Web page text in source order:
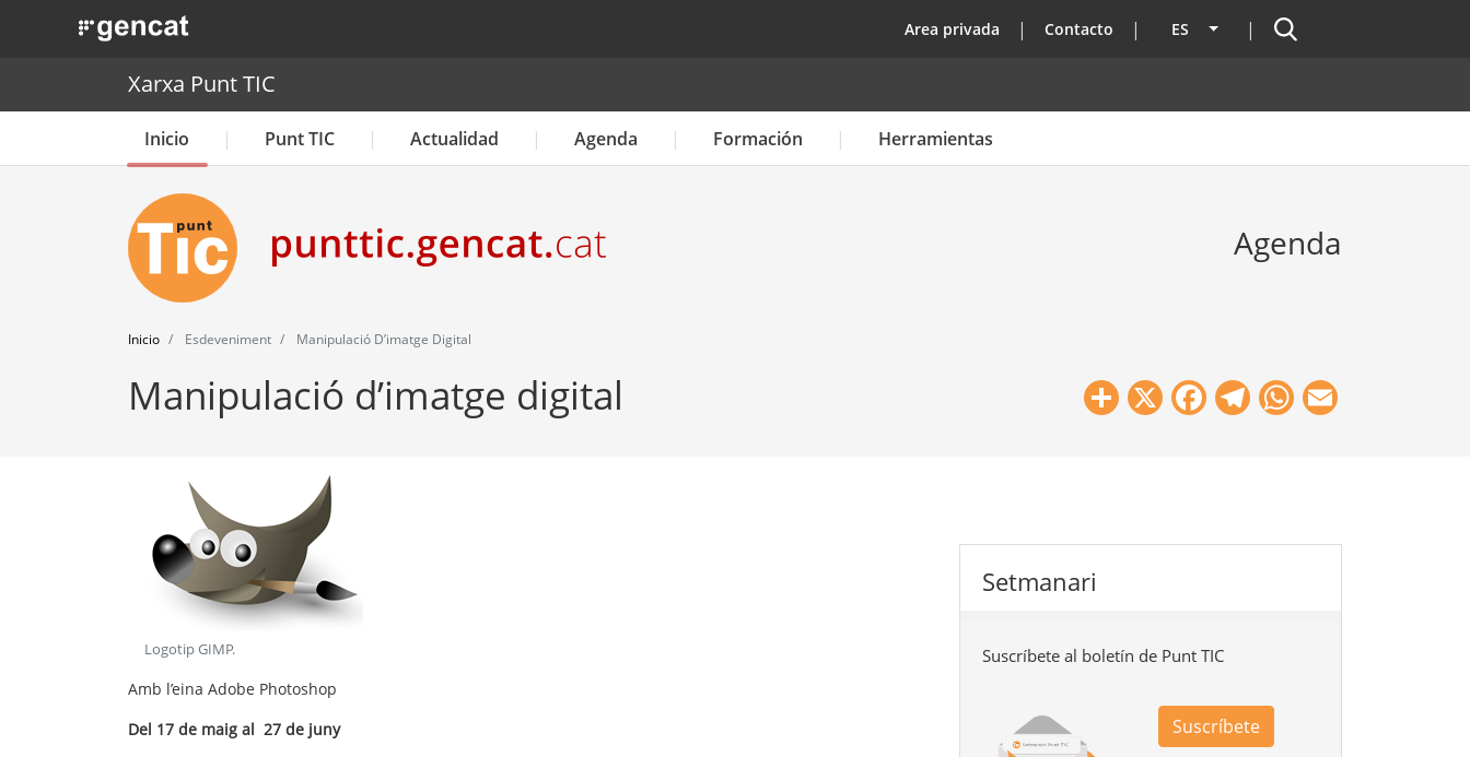
. Obre en una nova finestra. top
Area privada Contacto ES Lista adicional de acciones
Buscador
Xarxa Punt TIC
Inicio Punt TIC Actualidad Agenda Formación Herramientas
Agenda
Inicio Esdeveniment Manipulació D’imatge Digital
Manipulació d’imatge digital Share
X Facebook
Telegram
WhatsApp
Logotip GIMP.
Amb l’eina Adobe Photoshop
Del 17 de maig al 27 de juny
Setmanari
Suscríbete al boletín de Punt TIC
Suscríbete